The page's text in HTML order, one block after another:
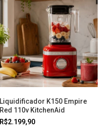
Liquidificador K150 Empire
Red 110v KitchenAid
R$2.199,90